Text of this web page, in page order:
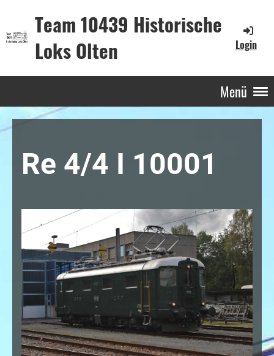
Team 10439 Historische
Loks Olten
Login
Menü
Re 4/4 I 10001